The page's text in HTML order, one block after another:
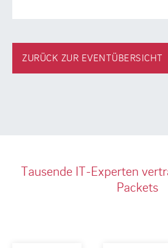
ZURÜCK ZUR EVENTÜBERSICHT
Tausende IT-Experten
Packets